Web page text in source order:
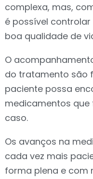
complexa, mas,
é possível
boa qualidade de
O
do tratamento são
paciente possa
medicamentos que
caso.
Os avanços na
cada vez mais
forma plena e com